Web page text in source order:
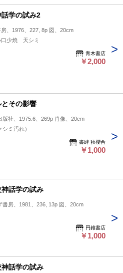
学の試み2
、1976、227, 8p 図、20cm
少焼 天シミ
青木書店
￥2,000
その影響
版社、1975.6、269p 肖像、20cm
ミ汚れ）
書肆 秋櫻舎
￥1,000
話学の試み
書房、1981、236, 13p 図、20cm
円錐書店
￥1,000
話学の試み